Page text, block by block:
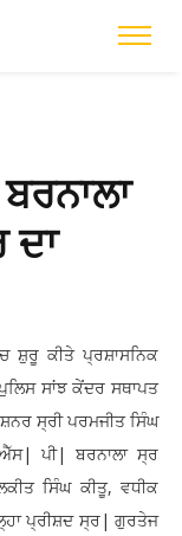
ਦਾ
ਸ਼ੁਰੂ ਕੀਤੇ ਪ੍ਰਸ਼ਾਸਨਿਕ
ਸਾਂਝ ਕੇਂਦਰ ਸਥਾਪਤ
ਸ੍ਰੀ ਪਰਮਜੀਤ ਸਿੰਘ
ਪੀ| ਬਰਨਾਲਾ ਸ੍ਰ
ਸਿੰਘ ਕੀਤੂ, ਵਧੀਕ
ਪ੍ਰੀਸ਼ਦ ਸ੍ਰ| ਗੁਰਤੇਜ